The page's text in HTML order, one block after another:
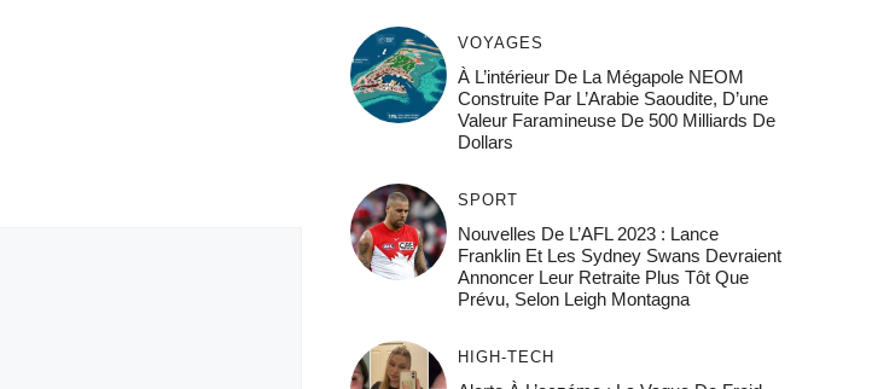
VOYAGES
À L’intérieur De La Mégapole NEOM
Construite Par L’Arabie Saoudite, D’une
Valeur Faramineuse De 500 Milliards De
Dollars
SPORT
Nouvelles De L’AFL 2023 : Lance
Franklin Et Les Sydney Swans Devraient
Annoncer Leur Retraite Plus Tôt Que
Prévu, Selon Leigh Montagna
HIGH-TECH